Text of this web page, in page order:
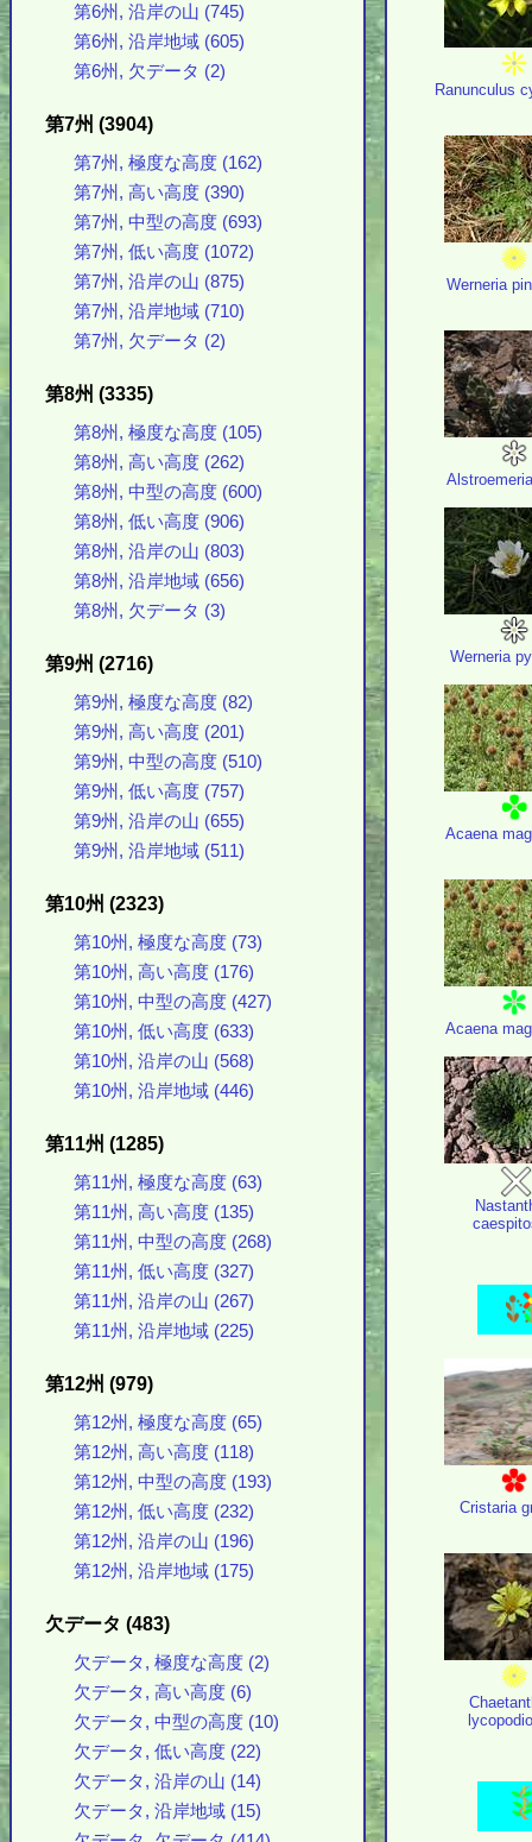
第6州, 沿岸の山 (745)
第6州, 沿岸地域 (605)
第6州, 欠データ (2)
第7州 (3904)
第7州, 極度な高度 (162)
第7州, 高い高度 (390)
第7州, 中型の高度 (693)
第7州, 低い高度 (1072)
第7州, 沿岸の山 (875)
第7州, 沿岸地域 (710)
第7州, 欠データ (2)
第8州 (3335)
第8州, 極度な高度 (105)
第8州, 高い高度 (262)
第8州, 中型の高度 (600)
第8州, 低い高度 (906)
第8州, 沿岸の山 (803)
第8州, 沿岸地域 (656)
第8州, 欠データ (3)
第9州 (2716)
第9州, 極度な高度 (82)
第9州, 高い高度 (201)
第9州, 中型の高度 (510)
第9州, 低い高度 (757)
第9州, 沿岸の山 (655)
第9州, 沿岸地域 (511)
第10州 (2323)
第10州, 極度な高度 (73)
第10州, 高い高度 (176)
第10州, 中型の高度 (427)
第10州, 低い高度 (633)
第10州, 沿岸の山 (568)
第10州, 沿岸地域 (446)
第11州 (1285)
第11州, 極度な高度 (63)
第11州, 高い高度 (135)
第11州, 中型の高度 (268)
第11州, 低い高度 (327)
第11州, 沿岸の山 (267)
第11州, 沿岸地域 (225)
第12州 (979)
第12州, 極度な高度 (65)
第12州, 高い高度 (118)
第12州, 中型の高度 (193)
第12州, 低い高度 (232)
第12州, 沿岸の山 (196)
第12州, 沿岸地域 (175)
欠データ (483)
欠データ, 極度な高度 (2)
欠データ, 高い高度 (6)
欠データ, 中型の高度 (10)
欠データ, 低い高度 (22)
欠データ, 沿岸の山 (14)
欠データ, 沿岸地域 (15)
Ranunculus
Werneria
Werneria
Acaena
Acaena
Cristaria